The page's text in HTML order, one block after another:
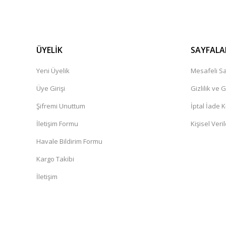
ÜYELİK
Yeni Üyelik
Üye Girişi
Şifremi Unuttum
İletişim Formu
Havale Bildirim Formu
Kargo Takibi
İletişim
Mesafeli
Gizlilik ve
İptal İade
Kişisel